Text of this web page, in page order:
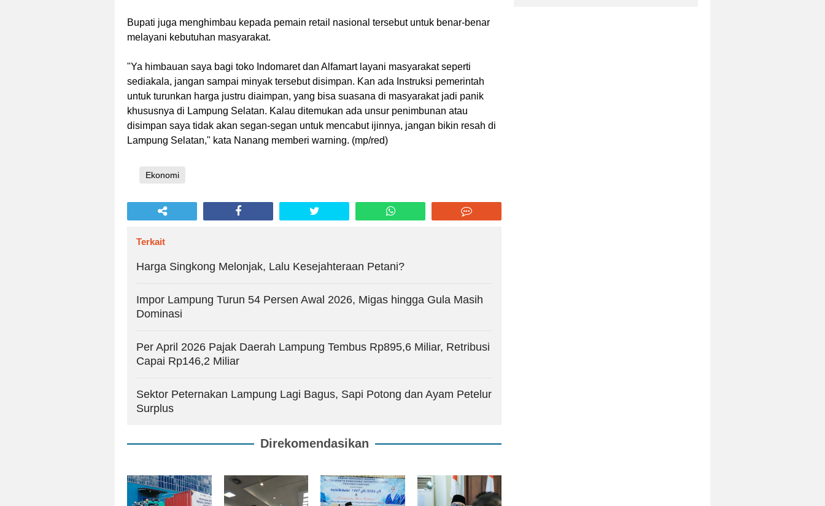
Bupati juga menghimbau kepada pemain retail nasional tersebut untuk benar-benar
melayani kebutuhan masyarakat.
"Ya himbauan saya bagi toko Indomaret dan Alfamart layani masyarakat seperti
sediakala, jangan sampai minyak tersebut disimpan. Kan ada Instruksi pemerintah
untuk turunkan harga justru diaimpan, yang bisa suasana di masyarakat jadi panik
khususnya di Lampung Selatan. Kalau ditemukan ada unsur penimbunan atau
disimpan saya tidak akan segan-segan untuk mencabut ijinnya, jangan bikin resah di
Lampung Selatan," kata Nanang memberi warning. (mp/red)
Ekonomi
Terkait
Harga Singkong Melonjak, Lalu Kesejahteraan Petani?
Impor Lampung Turun 54 Persen Awal 2026, Migas hingga Gula Masih
Dominasi
Per April 2026 Pajak Daerah Lampung Tembus Rp895,6 Miliar, Retribusi
Capai Rp146,2 Miliar
Sektor Peternakan Lampung Lagi Bagus, Sapi Potong dan Ayam Petelur
Surplus
Direkomendasikan